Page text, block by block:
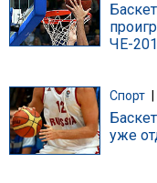
ЧЕ-
Спорт
уже